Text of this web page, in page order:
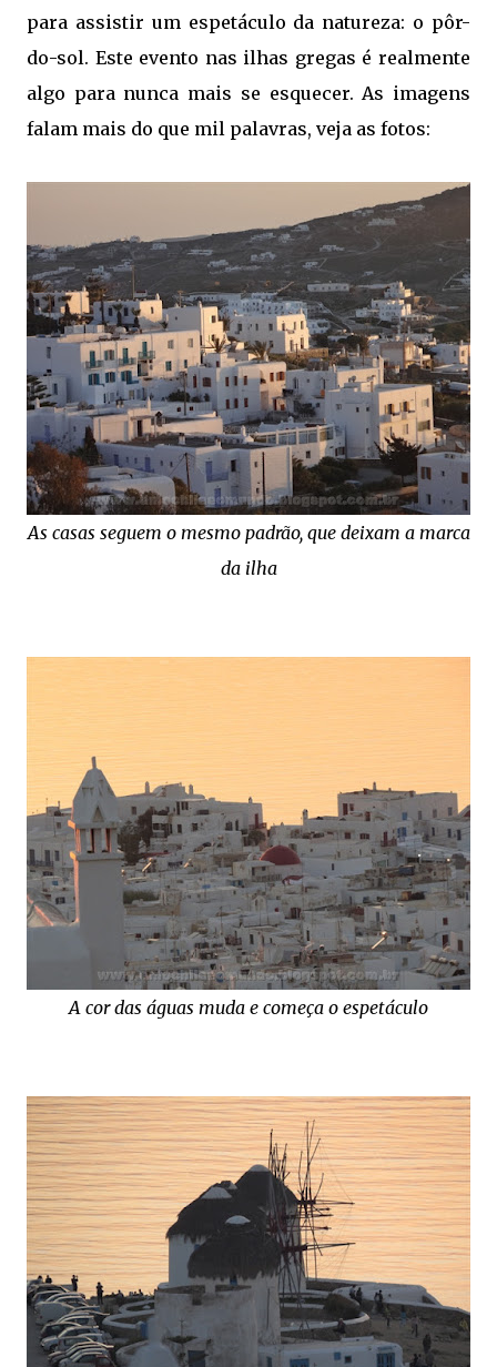
para assistir um espetáculo da natureza: o pôr-
do-sol. Este evento nas ilhas gregas é realmente
algo para nunca mais se esquecer. As imagens
falam mais do que mil palavras, veja as fotos:
As casas seguem o mesmo padrão, que deixam a marca
da ilha
A cor das águas muda e começa o espetáculo